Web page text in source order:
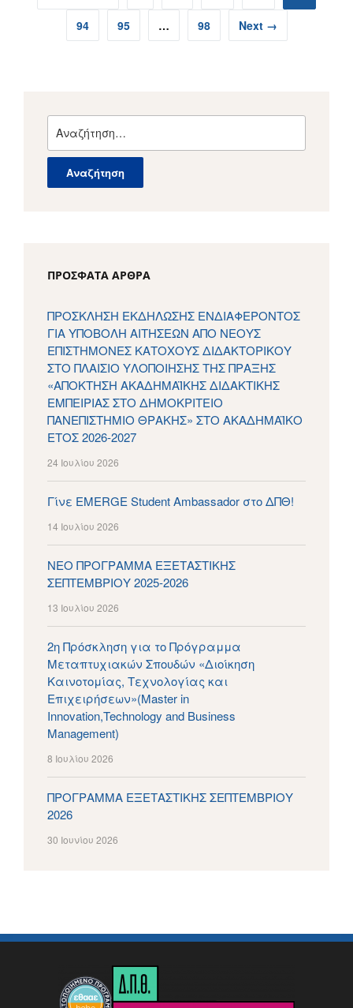
94
95 … 98 Next →
για:
ΠΡΌΣΦΑΤΑ ΆΡΘΡΑ
ΠΡΟΣΚΛΗΣΗ ΕΚΔΗΛΩΣΗΣ ΕΝΔΙΑΦΕΡΟΝΤΟΣ
ΓΙΑ ΥΠΟΒΟΛΗ ΑΙΤΗΣΕΩΝ ΑΠΟ ΝΕΟΥΣ
ΕΠΙΣΤΗΜΟΝΕΣ ΚΑΤΟΧΟΥΣ ΔΙΔΑΚΤΟΡΙΚΟΥ
ΣΤΟ ΠΛΑΙΣΙΟ ΥΛΟΠΟΙΗΣΗΣ ΤΗΣ ΠΡΑΞΗΣ
«ΑΠΟΚΤΗΣΗ ΑΚΑΔΗΜΑΪΚΗΣ ΔΙΔΑΚΤΙΚΗΣ
ΕΜΠΕΙΡΙΑΣ ΣΤΟ ΔΗΜΟΚΡΙΤΕΙΟ
ΠΑΝΕΠΙΣΤΗΜΙΟ ΘΡΑΚΗΣ» ΣΤΟ ΑΚΑΔΗΜΑΪΚΟ
ΕΤΟΣ 2026-2027
24 Ιουλίου 2026
Γίνε EMERGE Student Ambassador στο ΔΠΘ!
14 Ιουλίου 2026
ΝΕΟ ΠΡΟΓΡΑΜΜΑ ΕΞΕΤΑΣΤΙΚΗΣ
ΣΕΠΤΕΜΒΡΙΟΥ 2025-2026
13 Ιουλίου 2026
2η Πρόσκληση για το Πρόγραμμα
Μεταπτυχιακών Σπουδών «Διοίκηση
Καινοτομίας, Τεχνολογίας και
Επιχειρήσεων»(Master in
Innovation,Technology and Business
Management)
8 Ιουλίου 2026
ΠΡΟΓΡΑΜΜΑ ΕΞΕΤΑΣΤΙΚΗΣ ΣΕΠΤΕΜΒΡΙΟΥ
2026
30 Ιουνίου 2026